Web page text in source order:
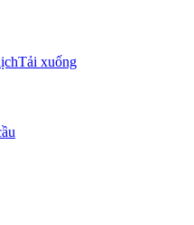
Tải xuống